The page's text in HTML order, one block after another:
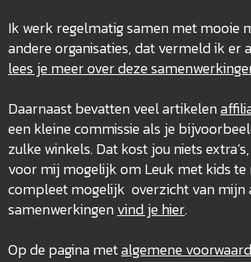
Ik werk regelmatig samen met mooie
andere organisaties, dat vermeld ik er
lees je meer over deze
Daarnaast bevatten veel artikelen
een kleine commissie als je
zulke winkels. Dat kost jou niets
voor mij mogelijk om Leuk met kids te
compleet mogelijk overzicht van mijn
samenwerkingenvind je hier.
Op de pagina metalgemene